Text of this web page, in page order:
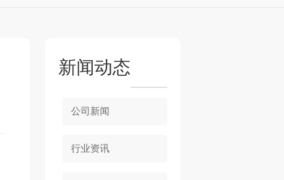
新闻动态
公司新闻
行业资讯